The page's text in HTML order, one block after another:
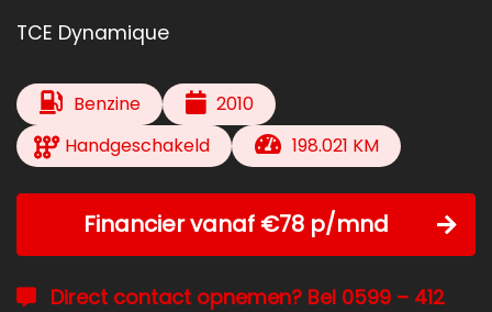
TCE Dynamique
Benzine
2010
Handgeschakeld
198.021 KM
Financier vanaf €78 p/mnd
Direct contact opnemen? Bel 0599 – 412